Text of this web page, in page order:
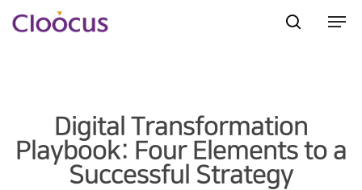
Digital Transformation
Playbook: Four Elements to a
Successful Strategy